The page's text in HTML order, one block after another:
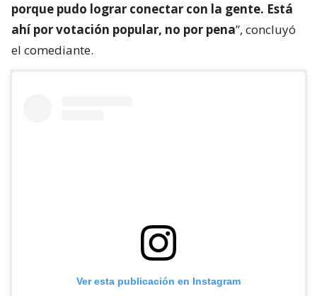
porque pudo lograr conectar con la gente. Está
ahí por votación popular, no por pena”, concluyó
el comediante.
Ver esta publicación en Instagram